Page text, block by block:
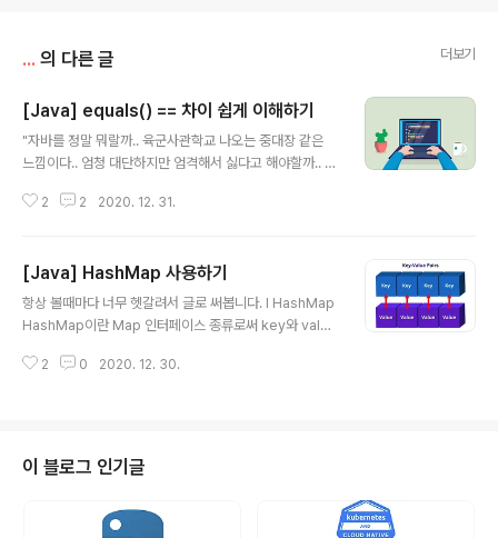
... 의 다른 글 더보기
[Java] equals() == 차이 쉽게 이해하기
"자바를 정말 뭐랄까.. 육군사관학교 나오는 중대장 같은
느낌이다.. 엄청 대단하지만 엄격해서 싫다고 해야할까.. 분
어가 관대한것에 비해 자바는 상당히 엄격하다. 엄격한 곳
als() 와 == 의 차이를 알아보려고 합니다. 글에 앞서 이해
하는데 큰 도움을 주신 박 본부장님께 감사의 인사를 드립
니다!! l String 변수를 생성할 때 String은 int, float, do
이기 때문에 다른 데이터형과 다르게 객체로도 생성이 가
2 2 2020. 12. 31.
[Java] HashMap 사용하기
항상 볼때마다 너무 헷갈려서 글로 써봅니다. l HashMap
HashMap이란 Map 인터페이스 종류로써 key와 value
에서 알수 있듯이 hashing(해싱)은 많의 양의 데이터를 검
해싱은 키 값에 직접 산술적인 연산을 적용하여 항목이 저
장되어 있는 테이블의 주소를 계산하여 항목에 접근합니
해시 테이블이라 하고, 해시 테이블을 이용해 탐색하는 방
2 0 2020. 12. 30.
이 블로그 인기글